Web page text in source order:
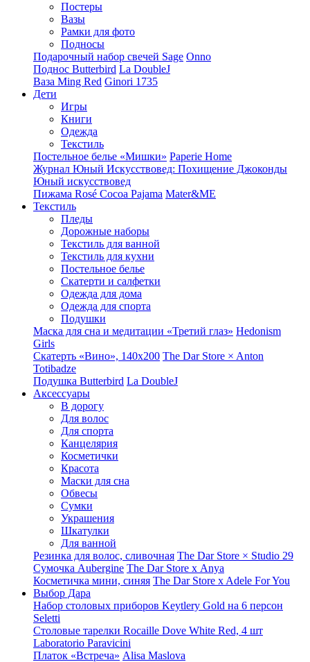
Постеры
Вазы
Рамки для фото
Подносы
Подарочный набор свечей Sage Onno
Поднос Butterbird La DoubleJ
Ваза Ming Red Ginori 1735
Дети
Игры
Книги
Одежда
Текстиль
Постельное белье «Мишки» Paperie Home
Журнал Юный Искусствовед: Похищение Джоконды
Юный искусствовед
Пижама Rosé Cocoa Pajama Mater&ME
Текстиль
Пледы
Дорожные наборы
Текстиль для ванной
Текстиль для кухни
Постельное белье
Скатерти и салфетки
Одежда для дома
Одежда для спорта
Подушки
Маска для сна и медитации «Третий глаз» Hedonism
Girls
Скатерть «Вино», 140х200 The Dar Store × Anton
Totibadze
Подушка Butterbird La DoubleJ
Аксессуары
В дорогу
Для волос
Для спорта
Канцелярия
Косметички
Красота
Маски для сна
Обвесы
Сумки
Украшения
Шкатулки
Для ванной
Резинка для волос, сливочная The Dar Store × Studio 29
Сумочка Aubergine The Dar Store x Anya
Косметичка мини, синяя The Dar Store x Adele For You
Выбор Дара
Набор столовых приборов Keytlery Gold на 6 персон
Seletti
Столовые тарелки Rocaille Dove White Red, 4 шт
Laboratorio Paravicini
Платок «Встреча» Alisa Maslova